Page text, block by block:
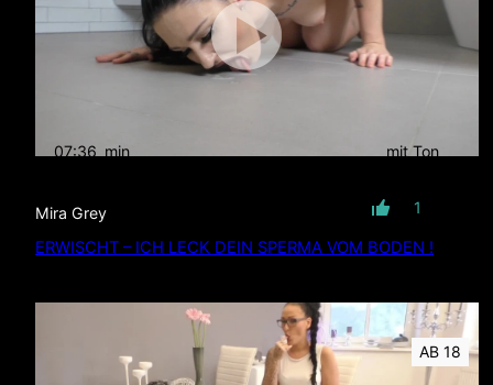
07:36 min mit Ton
Mira Grey 1
ERWISCHT – ICH LECK DEIN SPERMA VOM BODEN !
AB 18